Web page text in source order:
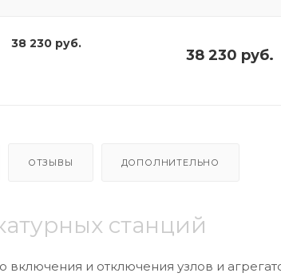
38 230 руб.
38 230 руб.
ОТЗЫВЫ ДОПОЛНИТЕЛЬНО
станций
и отключения узлов и